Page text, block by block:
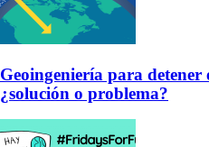
Geoingeniería para
¿solución o problema?